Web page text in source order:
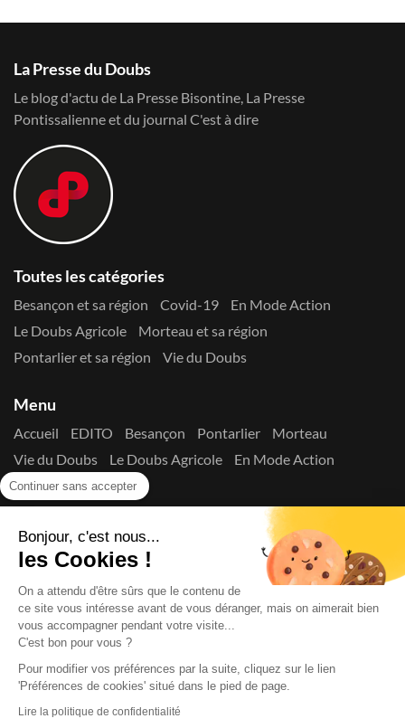
Continuer sans accepter
Bonjour, c'est nous...
les Cookies !
On a attendu d'être sûrs que le contenu de
ce site vous intéresse avant de vous déranger, mais on aimerait bien
vous accompagner pendant votre visite...
C'est bon pour vous ?
Pour modifier vos préférences par la suite, cliquez sur le lien
'Préférences de cookies' situé dans le pied de page.
Lire la politique de confidentialité
La Presse du Doubs
Le blog d'actu de La Presse Bisontine, La Presse
Pontissalienne et du journal C'est à dire
Toutes les catégories
Besançon et sa région Covid-19
En Mode Action
Le Doubs Agricole
Morteau et sa région
Pontarlier et sa région
Vie du Doubs
Menu
Accueil EDITO Besançon Pontarlier
Morteau
Vie du Doubs
Le Doubs Agricole
En Mode Action
Contactez-nous !
Suivez-nous sur les réseaux
Copyright © 2026 La Presse du Doubs
2725-8165 - N° de commission paritaire : 1125 Y 94392
Données Personnelles
Mentions Légales